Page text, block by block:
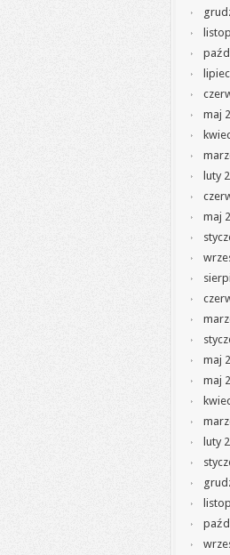
maj
luty
maj
maj
maj
luty